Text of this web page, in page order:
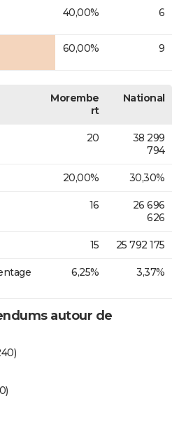
40,00% 6
60,00% 9
Morembe
rt
National
20
38 299
794
20,00% 30,30%
16
26 696
626
15 25 792 175
6,25% 3,37%
autour de